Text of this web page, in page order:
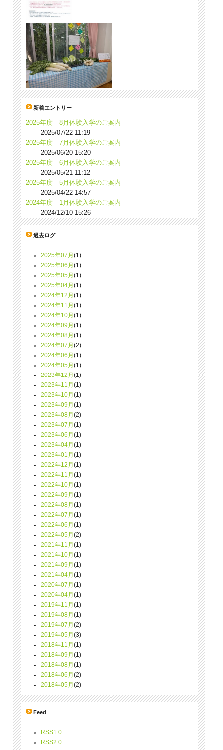
新着エントリー
2025年度 8月体験入学のご案内
2025/07/22 11:19
2025年度 7月体験入学のご案内
2025/06/20 15:20
2025年度 6月体験入学のご案内
2025/05/21 11:12
2025年度 5月体験入学のご案内
2025/04/22 14:57
2024年度 1月体験入学のご案内
2024/12/10 15:26
過去ログ
2025年07月 (1)
2025年06月 (1)
2025年05月 (1)
2025年04月 (1)
2024年12月 (1)
2024年11月 (1)
2024年10月 (1)
2024年09月 (1)
2024年08月 (1)
2024年07月 (2)
2024年06月 (1)
2024年05月 (1)
2023年12月 (1)
2023年11月 (1)
2023年10月 (1)
2023年09月 (1)
2023年08月 (2)
2023年07月 (1)
2023年06月 (1)
2023年04月 (1)
2023年01月 (1)
2022年12月 (1)
2022年11月 (1)
2022年10月 (1)
2022年09月 (1)
2022年08月 (1)
2022年07月 (1)
2022年06月 (1)
2022年05月 (2)
2021年11月 (1)
2021年10月 (1)
2021年09月 (1)
2021年04月 (1)
2020年07月 (1)
2020年04月 (1)
2019年11月 (1)
2019年08月 (1)
2019年07月 (2)
2019年05月 (3)
2018年11月 (1)
2018年09月 (1)
2018年08月 (1)
2018年06月 (2)
2018年05月 (2)
Feed
RSS1.0
RSS2.0